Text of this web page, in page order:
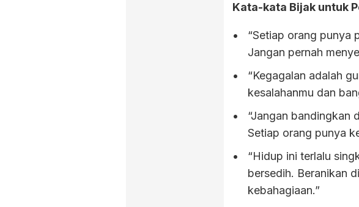
Kata-kata Bijak untuk
“Setiap orang punya
Jangan pernah
“Kegagalan adalah
kesalahanmu dan
“Jangan bandingkan
Setiap orang punya
“Hidup ini terlalu
bersedih. Beranikan
kebahagiaan.”